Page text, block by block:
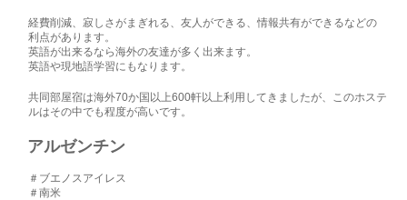
経費削減、寂しさがまぎれる、友人ができる、情報共有ができるなどの
利点があります。
英語が出来るなら海外の友達が多く出来ます。
英語や現地語学習にもなります。
共同部屋宿は海外70か国以上600軒以上利用してきましたが、このホステ
ルはその中でも程度が高いです。
アルゼンチン
＃ブエノスアイレス
＃南米